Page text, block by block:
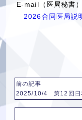
E-mail（医局秘書
2026合同医局説
前の記事
2025/10/4 第12回日